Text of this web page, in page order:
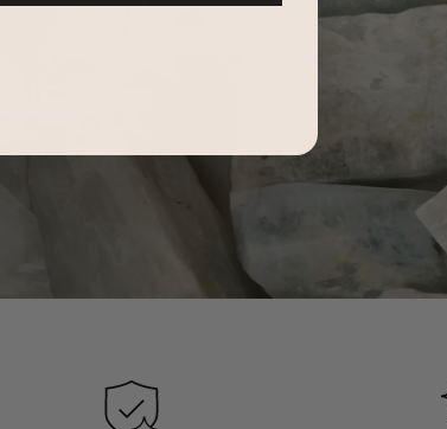
. Upptäck vår hela kollektion där du kan hitta